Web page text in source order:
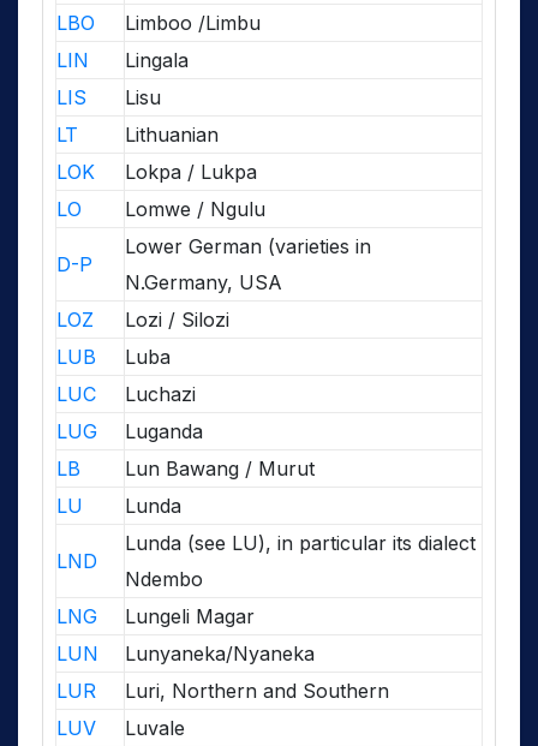
LBO
Limboo /Limbu
LIN
Lingala
LIS
Lisu
LT
Lithuanian
LOK
Lokpa / Lukpa
LO
Lomwe / Ngulu
D-P
Lower German (varieties in
N.Germany, USA
LOZ
Lozi / Silozi
LUB
Luba
LUC
Luchazi
LUG
Luganda
LB
Lun Bawang / Murut
LU
Lunda
LND
Lunda (see LU), in particular its dialect
Ndembo
LNG
Lungeli Magar
LUN
Lunyaneka/Nyaneka
LUR
Luri, Northern and Southern
LUV
Luvale